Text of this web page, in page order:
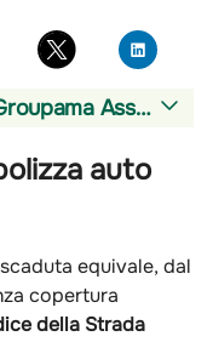
Perché affidarsi a Groupama Assicurazioni
auto
equivale, dal
copertura
della Strada